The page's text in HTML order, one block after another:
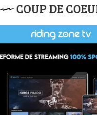
COUP DE